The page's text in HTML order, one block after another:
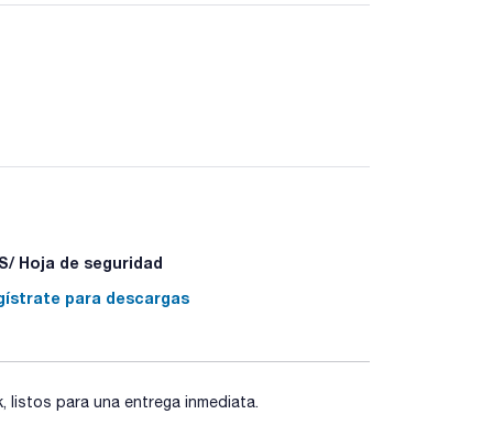
- P501a
Hoja de seguridad
para descargas
para una entrega inmediata.